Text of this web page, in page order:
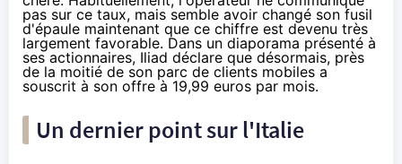
pas sur ce taux, mais semble avoir changé son fusil
d'épaule maintenant que ce chiffre est devenu très
largement favorable. Dans un diaporama présenté à
ses actionnaires, Iliad déclare que désormais, près
de la moitié de son parc de clients mobiles a
souscrit à son offre à 19,99 euros par mois.
Un dernier point sur l'Italie